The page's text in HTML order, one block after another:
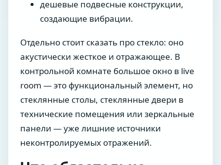
дешевые подвесные конструкции,
создающие вибрации.
Отдельно стоит сказать про стекло: оно
акустически жесткое и отражающее. В
контрольной комнате большое окно в live
room — это функциональный элемент, но
стеклянные столы, стеклянные двери в
технические помещения или зеркальные
панели — уже лишние источники
неконтролируемых отражений.